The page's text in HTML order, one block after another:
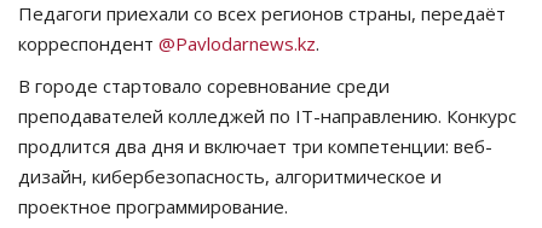
Язык
Педагоги приехали со всех регионов страны, передаёт
корреспондент @Pavlodarnews.kz.
В городе стартовало соревнование среди
преподавателей колледжей по IT-направлению. Конкурс
продлится два дня и включает три компетенции: веб-
дизайн, кибербезопасность, алгоритмическое и
проектное программирование.